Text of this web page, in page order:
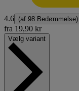
4.6 (af 98 Bedømmelse)
fra 19,90 kr
Vælg variant